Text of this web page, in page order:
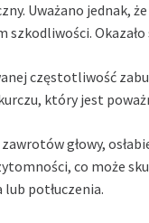
Uważano jednak,
Okazało
częstotliwość
który jest
głowy,
co może
potłuczenia.